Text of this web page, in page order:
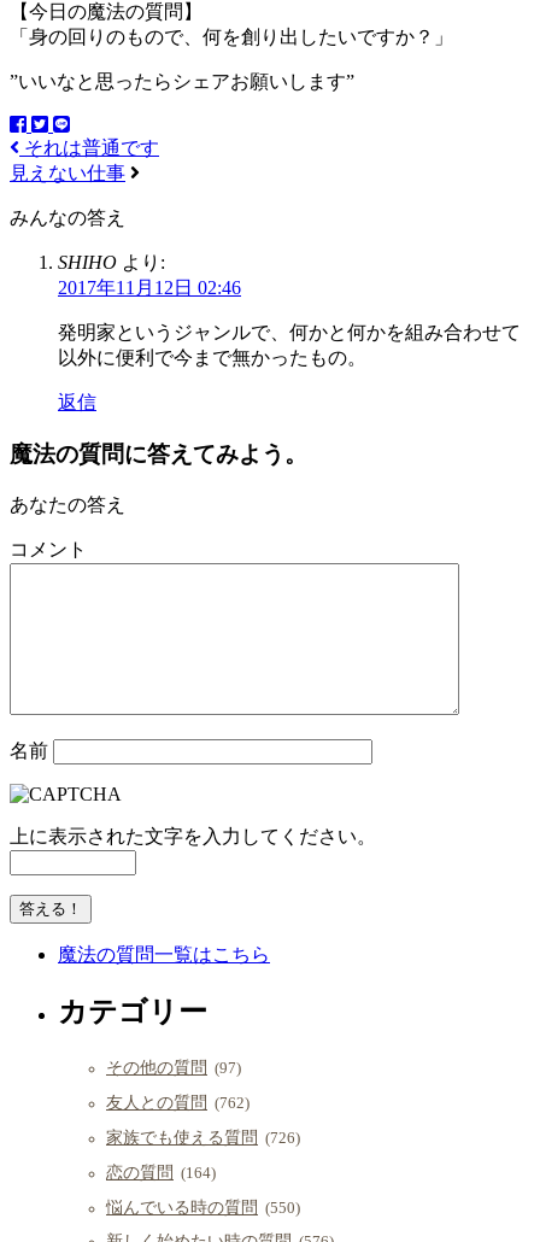
【今日の魔法の質問】
「身の回りのもので、何を創り出したいですか？」
”いいなと思ったらシェアお願いします”
それは普通です
見えない仕事
みんなの答え
SHIHO より:
2017年11月12日 02:46
発明家というジャンルで、何かと何かを組み合わせて
以外に便利で今まで無かったもの。
返信
魔法の質問に答えてみよう。
あなたの答え
コメント
名前
上に表示された文字を入力してください。
魔法の質問一覧はこちら
カテゴリー
その他の質問 (97)
友人との質問 (762)
家族でも使える質問 (726)
恋の質問 (164)
悩んでいる時の質問 (550)